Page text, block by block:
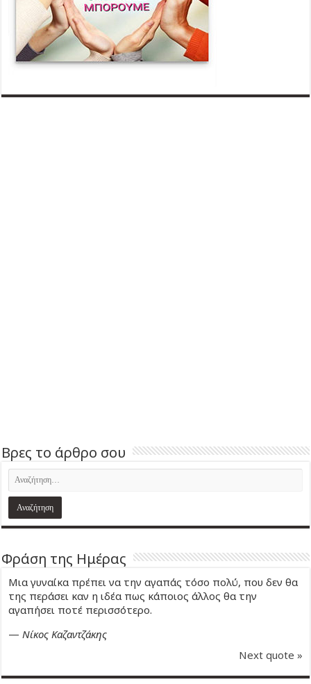
Βρες το άρθρο σου
Φράση της Ημέρας
Μια γυναίκα πρέπει να την αγαπάς τόσο πολύ, που δεν θα
της περάσει καν η ιδέα πως κάποιος άλλος θα την
αγαπήσει ποτέ περισσότερο.
— Νίκος Καζαντζάκης
Next quote »